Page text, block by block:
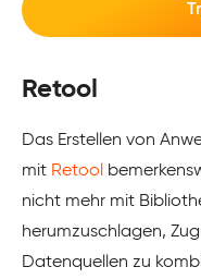
Retool
Das Erstellen von
mit Retool
nicht mehr mit
herumzuschlagen,
Datenquellen zu